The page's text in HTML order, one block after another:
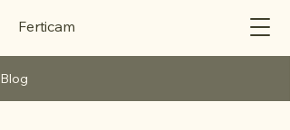
Ferticam
Blog